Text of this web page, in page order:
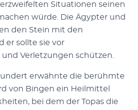
Situationen seinen
würde. Die Ägypter und
den Stein mit den
er sollte sie vor
Verletzungen schützen.
erwähnte die berühmte
von Bingen ein Heilmittel
bei dem der Topas die